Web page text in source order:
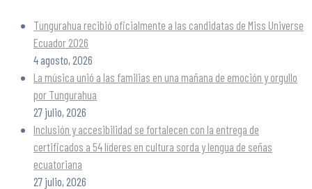
Tungurahua recibió oficialmente a las candidatas de Miss Universe
Ecuador 2026
4 agosto, 2026
La música unió a las familias en una mañana de emoción y orgullo
por Tungurahua
27 julio, 2026
Inclusión y accesibilidad se fortalecen con la entrega de
certificados a 54 líderes en cultura sorda y lengua de señas
ecuatoriana
27 julio, 2026